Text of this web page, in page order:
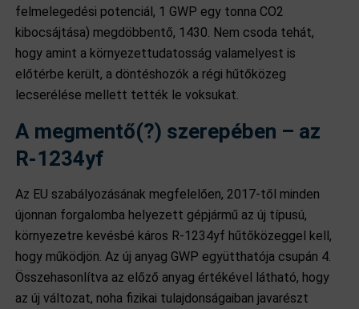
felmelegedési potenciál, 1 GWP egy tonna CO2
kibocsájtása) megdöbbentő, 1430. Nem csoda tehát,
hogy amint a környezettudatosság valamelyest is
előtérbe került, a döntéshozók a régi hűtőközeg
lecserélése mellett tették le voksukat.
A megmentő(?) szerepében – az
R-1234yf
Az EU szabályozásának megfelelően, 2017-től minden
újonnan forgalomba helyezett gépjármű az új típusú,
környezetre kevésbé káros R-1234yf hűtőközeggel kell,
hogy működjön. Az új anyag GWP együtthatója csupán 4.
Összehasonlítva az előző anyag értékével látható, hogy
az új változat, noha fizikai tulajdonságaiban javarészt